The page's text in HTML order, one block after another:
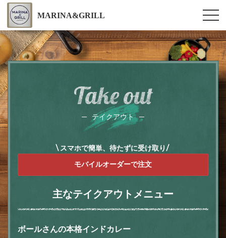
MARINA&GRILL
Take out
テイクアウト
スマホで簡単、待たずに受け取り
モバイルオーダーで注文
主なテイクアウトメニュー
ボールさんの本格インドカレー